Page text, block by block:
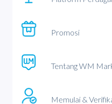
Promosi
Tentang WM
Memulai &